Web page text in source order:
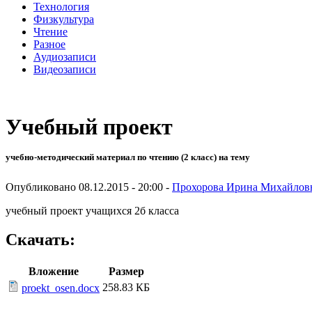
Технология
Физкультура
Чтение
Разное
Аудиозаписи
Видеозаписи
Учебный проект
учебно-методический материал по чтению (2 класс) на тему
Опубликовано 08.12.2015 - 20:00 - Прохорова Ирина
учебный проект учащихся 2б класса
Скачать:
Вложение
Размер
proekt_osen.docx 258.83 КБ